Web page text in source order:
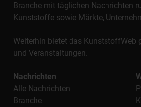
Branche mit täglichen Nachrichten
Kunststoffe sowie Märkte,
Weiterhin bietet das KunststoffWeb
und Veranstaltungen.
Nachrichten
Alle Nachrichten
Branche